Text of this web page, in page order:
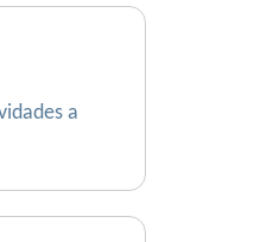
a